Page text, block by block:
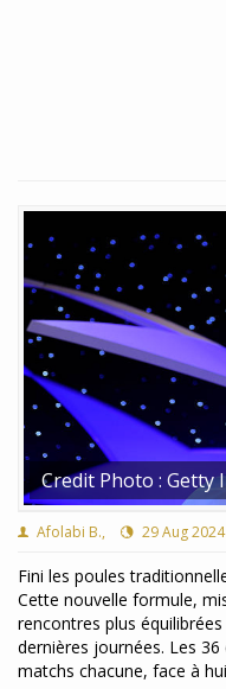
Credit Photo : Getty
Afolabi B., 29 Aug
Fini les poules
Cette nouvelle formule,
rencontres plus
dernières journées. Les
matchs chacune, face à